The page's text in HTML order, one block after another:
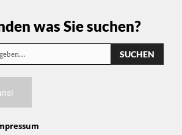
was Sie suchen?
SUCHEN